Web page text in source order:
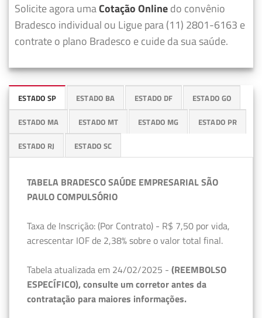
Solicite agora umaCotação Onlinedo convênio
Bradesco individual ou Ligue para (11) 2801-6163 e
contrate o plano Bradesco e cuide da sua saúde.
ESTADO SP ESTADO BA ESTADO DF ESTADO GO
ESTADO MA ESTADO MT ESTADO MG ESTADO PR
ESTADO RJ ESTADO SC
TABELA BRADESCO SAÚDE EMPRESARIAL SÃO
PAULO COMPULSÓRIO
Taxa de Inscrição: (Por Contrato) - R$ 7,50 por vida,
acrescentar IOF de 2,38% sobre o valor total final.
Tabela atualizada em 24/02/2025 - (REEMBOLSO
ESPECÍFICO), consulte um corretor antes da
contratação para maiores informações.